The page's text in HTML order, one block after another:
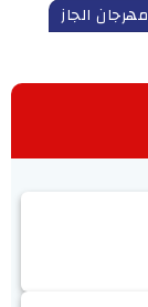
مهرجان الجاز